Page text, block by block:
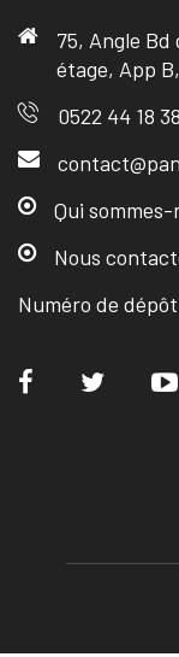
75, Angle
étage, App
0522 44 18 38
Qui sommes-
Nous